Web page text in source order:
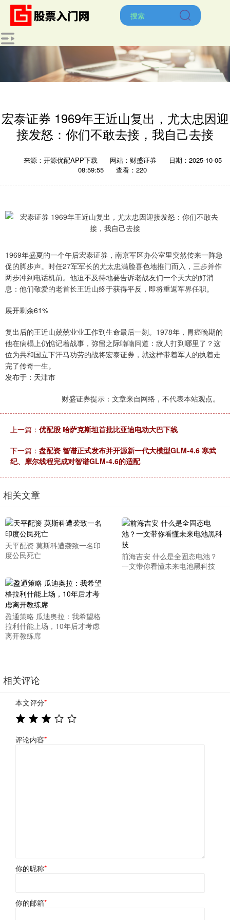
宏泰证券 1969年王近山复出，尤太忠因迎
接发怒：你们不敢去接，我自己去接
来源：开源优配APP下载 网站：财盛证券
日期：2025-10-05
08:59:55
查看：220
1969年盛夏的一个午后宏泰证券，南京军区办公室里突然传来一阵急
促的脚步声。时任27军军长的尤太忠满脸喜色地推门而入，三步并作
两步冲到电话机前。他迫不及待地要告诉老战友们一个天大的好消
息：他们敬爱的老首长王近山终于获得平反，即将重返军界任职。
展开剩余61%
复出后的王近山兢兢业业工作到生命最后一刻。1978年，胃癌晚期的
他在病榻上仍惦记着战事，弥留之际喃喃问道：敌人打到哪里了？这
位为共和国立下汗马功劳的战将宏泰证券，就这样带着军人的执着走
完了传奇一生。
发布于：天津市
财盛证券提示：文章来自网络，不代表本站观点。
上一篇： 优配股 哈萨克斯坦首批比亚迪电动大巴下线
下一篇： 盘配资 智谱正式发布并开源新一代大模型GLM-4.6 寒武
纪、摩尔线程完成对智谱GLM-4.6的适配
相关文章
天平配资 莫斯科遭袭致一名印
度公民死亡
前海吉安 什么是全固态电池？
一文带你看懂未来电池黑科技
盈通策略 瓜迪奥拉：我希望格
拉利什能上场，10年后才考虑
离开教练席
相关评论
本文评分*
评论内容*
你的昵称*
你的邮箱*